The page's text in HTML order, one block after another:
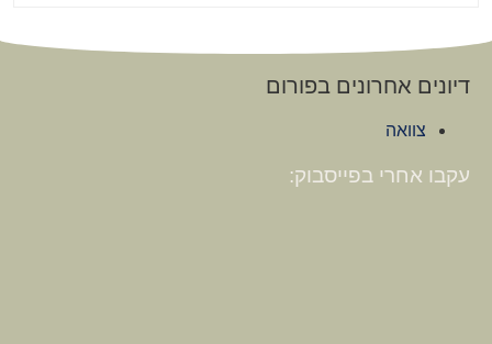
דיונים אחרונים בפורום
צוואה
עקבו אחרי בפייסבוק: